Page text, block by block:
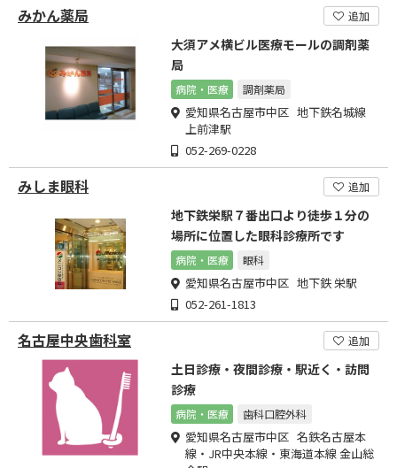
みかん薬局 追加
大須アメ横ビル医療モールの調剤薬
局
病院・医療 調剤薬局
愛知県名古屋市中区 地下鉄名城線
上前津駅
052-269-0228
みしま眼科 追加
地下鉄栄駅７番出口より徒歩１分の
場所に位置した眼科診療所です
病院・医療 眼科
愛知県名古屋市中区 地下鉄 栄駅
052-261-1813
名古屋中央歯科室 追加
土日診療・夜間診療・駅近く・訪問
診療
病院・医療 歯科口腔外科
愛知県名古屋市中区 名鉄名古屋本
線・JR中央本線・東海道本線 金山総